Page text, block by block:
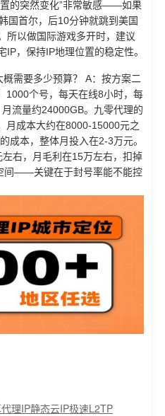
置的突然变化”非常敏感——如果
国首尔，后10分钟就跳到美国
所以做国际游戏多开时，建议
IP，保持IP地理位置的稳定性。
需要多少预算？ A：按方案二
1000个号，每天在线8小时，每
流量约24000GB。九零代理的
月成本大约在8000-15000元之
成本，整体月投入在2-3万元。
右，月毛利在15万左右，扣掉
间——关键在于封号率能不能控
理IP静态云IP极速L2TP